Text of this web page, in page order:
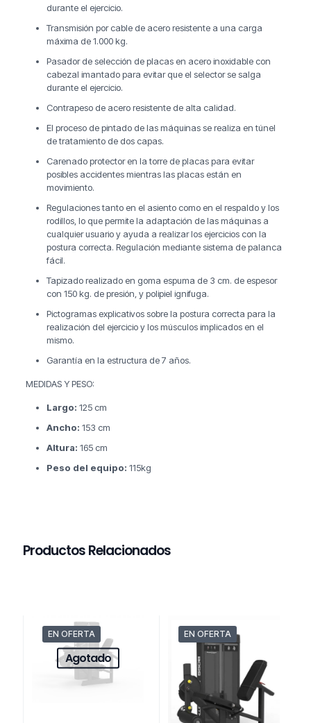
durante el ejercicio.
Transmisión por cable de acero resistente a una carga
máxima de 1.000 kg.
Pasador de selección de placas en acero inoxidable con
cabezal imantado para evitar que el selector se salga
durante el ejercicio.
Contrapeso de acero resistente de alta calidad.
El proceso de pintado de las máquinas se realiza en túnel
de tratamiento de dos capas.
Carenado protector en la torre de placas para evitar
posibles accidentes mientras las placas están en
movimiento.
Regulaciones tanto en el asiento como en el respaldo y los
rodillos, lo que permite la adaptación de las máquinas a
cualquier usuario y ayuda a realizar los ejercicios con la
postura correcta. Regulación mediante sistema de palanca
fácil.
Tapizado realizado en goma espuma de 3 cm. de espesor
con 150 kg. de presión, y polipiel ignifuga.
Pictogramas explicativos sobre la postura correcta para la
realización del ejercicio y los músculos implicados en el
mismo.
Garantía en la estructura de 7 años.
MEDIDAS Y PESO:
Largo: 125 cm
Ancho: 153 cm
Altura: 165 cm
Peso del equipo: 115kg
Productos Relacionados
EN OFERTA
Agotado
EN OFERTA